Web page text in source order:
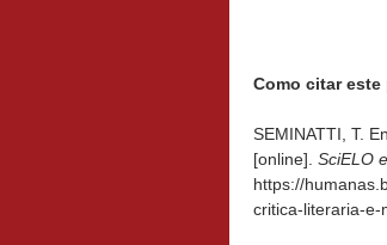
Como citar este
SEMINATTI, T.
[online]. SciELO
https://
critica-literaria-e-